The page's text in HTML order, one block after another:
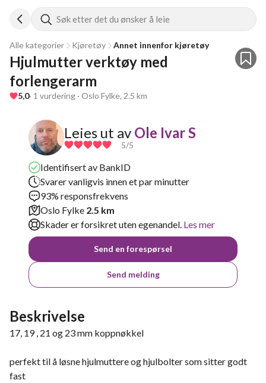
Søk etter det du ønsker å leie
Alle kategorier Kjøretøy Annet innenfor kjøretøy
Hjulmutter verktøy med
forlengerarm
5,0· 1 vurdering · Oslo Fylke, 2.5 km
Leies ut av Ole Ivar S
5/5
Identifisert av BankID
Svarer vanligvis innen et par minutter
93% responsfrekvens
Oslo Fylke 2.5 km
Skader er forsikret uten egenandel. Les mer
Send en forespørsel
Send melding
Beskrivelse
17, 19 , 21 og 23 mm koppnøkkel
perfekt til å løsne hjulmuttere og hjulbolter som sitter godt
fast